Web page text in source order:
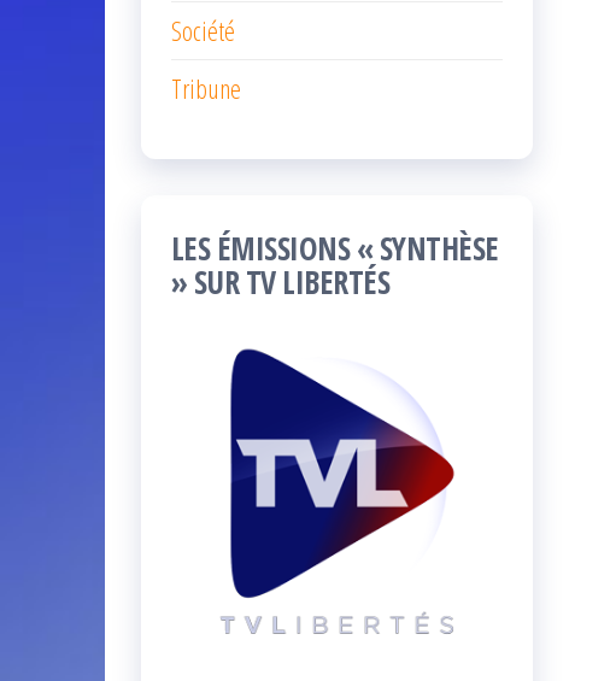
Société
Tribune
LES ÉMISSIONS « SYNTHÈSE
» SUR TV LIBERTÉS